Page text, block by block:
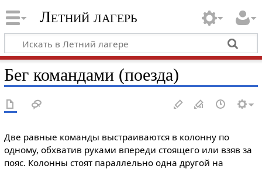
Летний лагерь
Бег командами (поезда)
Две равные команды выстраиваются в колонну по
одному, обхватив руками впереди стоящего или взяв за
пояс. Колонны стоят параллельно одна другой на